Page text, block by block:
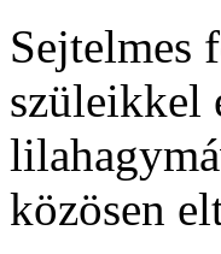
Sejtelmes
szüleikkel
közösen